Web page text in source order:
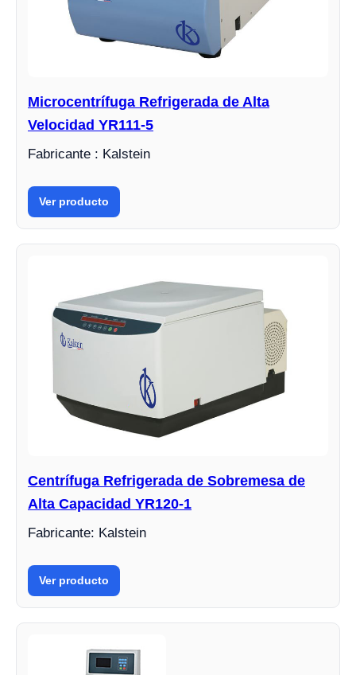
Microcentrífuga Refrigerada de Alta
Velocidad YR111-5
Fabricante : Kalstein
Ver producto
Centrífuga Refrigerada de Sobremesa de
Alta Capacidad YR120-1
Fabricante: Kalstein
Ver producto